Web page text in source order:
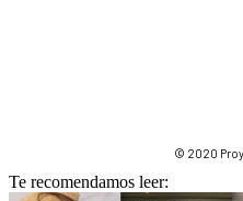
© 2020
Te recomendamos leer: